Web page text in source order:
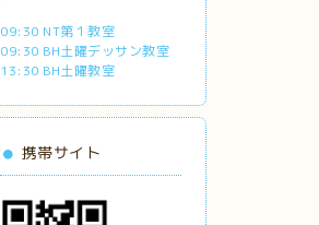
09:30 NT第１教室
09:30 BH土曜デッサン教室
13:30 BH土曜教室
携帯サイト